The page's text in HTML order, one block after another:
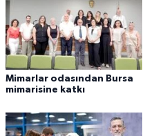
Mimarlar odasından Bursa
mimarisine katkı